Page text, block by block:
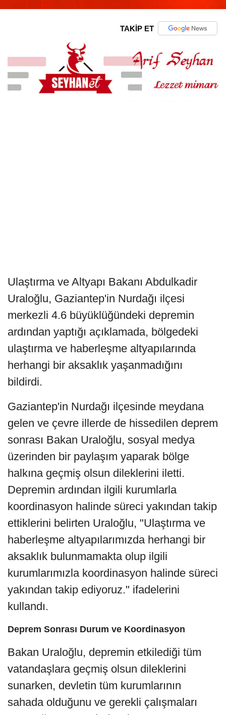
TAKİP ET
Ulaştırma ve Altyapı Bakanı Abdulkadir
Uraloğlu, Gaziantep'in Nurdağı ilçesi
merkezli 4.6 büyüklüğündeki depremin
ardından yaptığı açıklamada, bölgedeki
ulaştırma ve haberleşme altyapılarında
herhangi bir aksaklık yaşanmadığını
bildirdi.
Gaziantep'in Nurdağı ilçesinde meydana
gelen ve çevre illerde de hissedilen deprem
sonrası Bakan Uraloğlu, sosyal medya
üzerinden bir paylaşım yaparak bölge
halkına geçmiş olsun dileklerini iletti.
Depremin ardından ilgili kurumlarla
koordinasyon halinde süreci yakından takip
ettiklerini belirten Uraloğlu, "Ulaştırma ve
haberleşme altyapılarımızda herhangi bir
aksaklık bulunmamakta olup ilgili
kurumlarımızla koordinasyon halinde süreci
yakından takip ediyoruz." ifadelerini
kullandı.
Deprem Sonrası Durum ve Koordinasyon
Bakan Uraloğlu, depremin etkilediği tüm
vatandaşlara geçmiş olsun dileklerini
sunarken, devletin tüm kurumlarının
sahada olduğunu ve gerekli çalışmaları